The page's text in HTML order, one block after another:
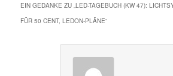
EIN GEDANKE ZU „LED-TAGEBUCH (KW 47):
FÜR 50 CENT, LEDON-PLÄNE“